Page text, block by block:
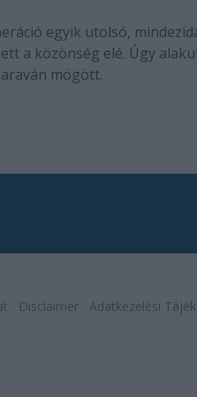
egyik utolsó,
a közönség elé. Úgy
mögött.
Disclaimer Adatkezelési